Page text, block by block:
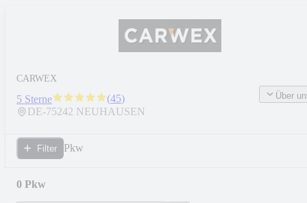
CARWEX
5 Sterne (45)
DE-75242 NEUHAUSEN
Über
Filter Pkw
0 Pkw